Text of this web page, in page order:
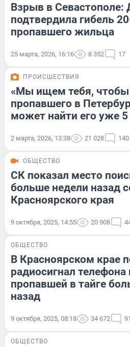
Взрыв в Севастополе:
подтвердила гибель
пропавшего жильца
25 марта, 2026, 16:16 8 352 17
ПРОИСШЕСТВИЯ
«Мы ищем тебя, чтобы
пропавшего в
может найти его уже 5
2 марта, 2026, 13:38 21 028 140
ОБЩЕСТВО
СК показал место
больше недели назад
Красноярского края
9 октября, 2025, 14:55 20 908
ОБЩЕСТВО
В Красноярском крае
радиосигнал
пропавшей в тайге
назад
9 октября, 2025, 08:18 34 672 91
ОБЩЕСТВО